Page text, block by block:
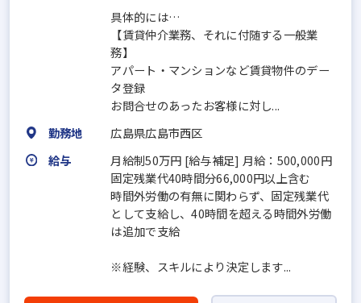
具体的には…
【賃貸仲介業務、それに付随する一般業
務】
アパート・マンションなど賃貸物件のデー
タ登録
お問合せのあったお客様に対し...
勤務地
広島県広島市西区
給与
月給制50万円 [給与補足] 月給：500,000円
固定残業代40時間分66,000円以上含む
時間外労働の有無に関わらず、固定残業代
として支給し、40時間を超える時間外労働
は追加で支給
※経験、スキルにより決定します...